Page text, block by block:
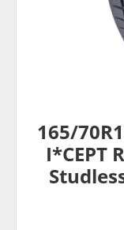
165/
I*CEPT